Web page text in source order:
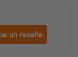
un reseña